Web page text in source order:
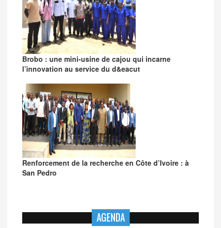
Brobo : une mini-usine de cajou qui incarne
l’innovation au service du d&eacut
Renforcement de la recherche en Côte d’Ivoire : à
San Pedro
AGENDA